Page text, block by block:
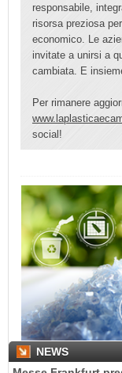
responsabile,
risorsa preziosa
economico. Le
invitate a unirsi a
cambiata. E
Per rimanere
social!
NEWS